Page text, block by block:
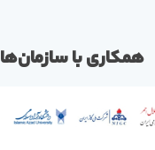
همکاری با سازمان‌ها